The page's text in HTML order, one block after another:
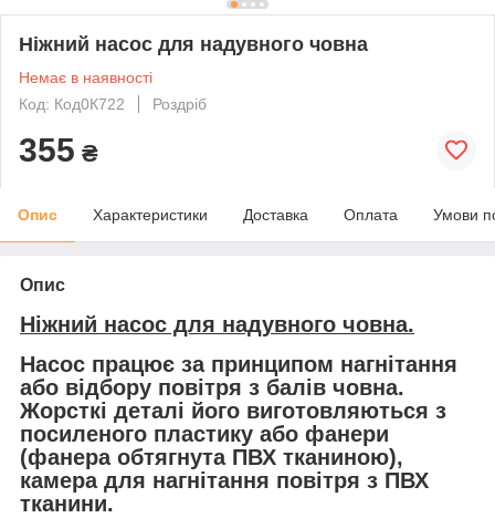
Ніжний насос для надувного човна
Немає в наявності
Код: Код0К722
Роздріб
355 ₴
Опис Характеристики Доставка Оплата Умови
Опис
Ніжний насос для надувного човна.
Насос працює за принципом нагнітання
або відбору повітря з балів човна.
Жорсткі деталі його виготовляються з
посиленого пластику або фанери
(фанера обтягнута ПВХ тканиною),
камера для нагнітання повітря з ПВХ
тканини.